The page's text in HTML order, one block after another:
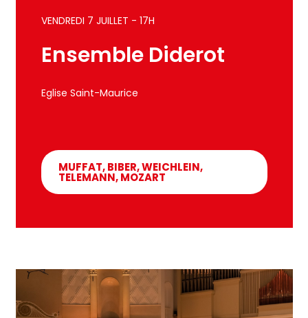
VENDREDI 7 JUILLET - 17H
Ensemble Diderot
Eglise Saint-Maurice
MUFFAT, BIBER, WEICHLEIN,
TELEMANN, MOZART